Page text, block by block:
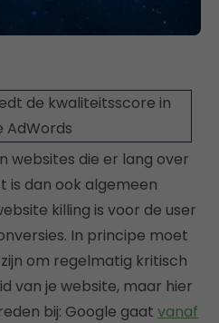
websites die er lang over
is dan ook algemeen
killing is voor de user
In principe moet
om regelmatig kritisch
van je website, maar hier
bij: Google gaat vanaf